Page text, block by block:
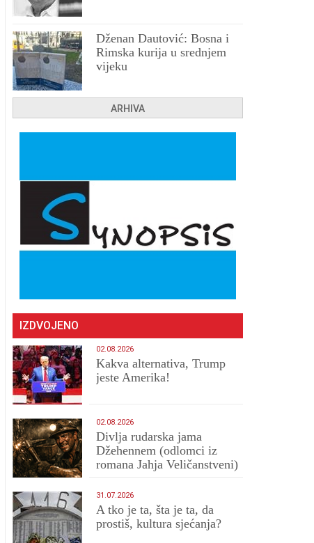
Dženan Dautović: Bosna i
Rimska kurija u srednjem
vijeku
ARHIVA
IZDVOJENO
02.08.2026
Kakva alternativa, Trump
jeste Amerika!
02.08.2026
Divlja rudarska jama
Džehennem (odlomci iz
romana Jahja Veličanstveni)
31.07.2026
A tko je ta, šta je ta, da
prostiš, kultura sjećanja?